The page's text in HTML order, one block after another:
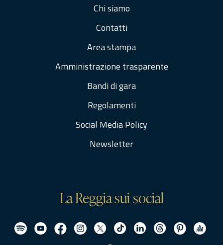
Chi siamo
Contatti
Area stampa
Amministrazione trasparente
Bandi di gara
Regolamenti
Social Media Policy
Newsletter
La Reggia sui social